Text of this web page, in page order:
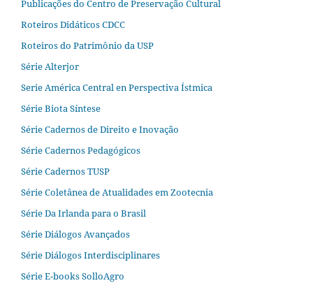
Publicações do Centro de Preservação Cultural
Roteiros Didáticos CDCC
Roteiros do Patrimônio da USP
Série Alterjor
Serie América Central en Perspectiva Ístmica
Série Biota Síntese
Série Cadernos de Direito e Inovação
Série Cadernos Pedagógicos
Série Cadernos TUSP
Série Coletânea de Atualidades em Zootecnia
Série Da Irlanda para o Brasil
Série Diálogos Avançados
Série Diálogos Interdisciplinares
Série E-books SolloAgro